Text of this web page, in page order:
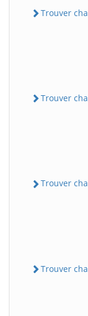
Trouver
Trouver
Trouver
Trouver